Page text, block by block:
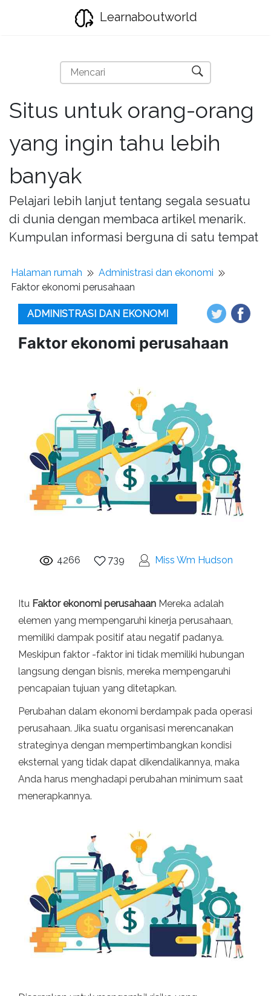
Learnaboutworld
Situs untuk orang-orang
yang ingin tahu lebih
banyak
Pelajari lebih lanjut tentang segala sesuatu
di dunia dengan membaca artikel menarik.
Kumpulan informasi berguna di satu tempat
Halaman rumah
Administrasi dan ekonomi
Faktor ekonomi perusahaan
ADMINISTRASI DAN EKONOMI
Faktor ekonomi perusahaan
4266 739 Miss Wm Hudson
Itu Faktor ekonomi perusahaan Mereka adalah
elemen yang mempengaruhi kinerja perusahaan,
memiliki dampak positif atau negatif padanya.
Meskipun faktor -faktor ini tidak memiliki hubungan
langsung dengan bisnis, mereka mempengaruhi
pencapaian tujuan yang ditetapkan.
Perubahan dalam ekonomi berdampak pada operasi
perusahaan. Jika suatu organisasi merencanakan
strateginya dengan mempertimbangkan kondisi
eksternal yang tidak dapat dikendalikannya, maka
Anda harus menghadapi perubahan minimum saat
menerapkannya.